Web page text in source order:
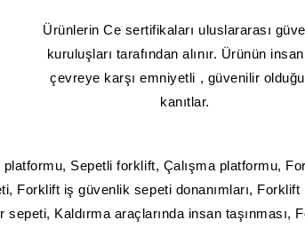
Ürünlerin Ce sertifikaları uluslararası
kuruluşları tarafından alınır. Ürünün
çevreye karşı emniyetli , güvenilir
kanıtlar.
Sepetli forklift, Çalışma platformu,
Forklift iş güvenlik sepeti donanımları, Forklift
Kaldırma araçlarında insan taşınması,